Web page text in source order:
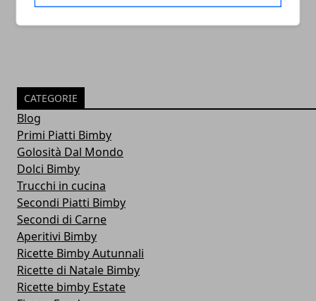
CATEGORIE
Blog
Primi Piatti Bimby
Golosità Dal Mondo
Dolci Bimby
Trucchi in cucina
Secondi Piatti Bimby
Secondi di Carne
Aperitivi Bimby
Ricette Bimby Autunnali
Ricette di Natale Bimby
Ricette bimby Estate